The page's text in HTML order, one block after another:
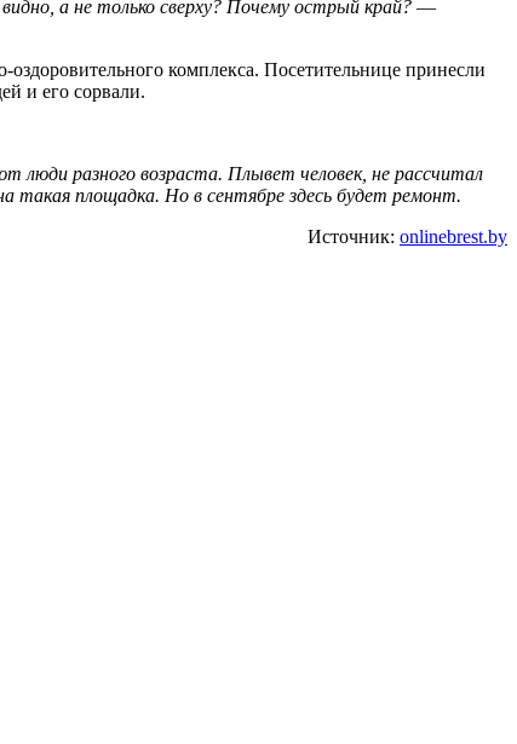
а не только сверху? Почему острый край? —
оздоровительного комплекса. Посетительнице принесли
и его сорвали.
люди разного возраста. Плывет человек, не рассчитал
такая площадка. Но в сентябре здесь будет ремонт.
Источник: onlinebrest.by